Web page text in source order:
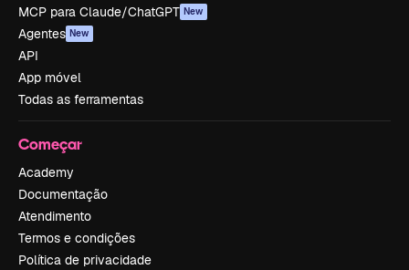
MCP para Claude/ChatGPT New
Agentes New
API
App móvel
Todas as ferramentas
Começar
Academy
Documentação
Atendimento
Termos e condições
Política de privacidade